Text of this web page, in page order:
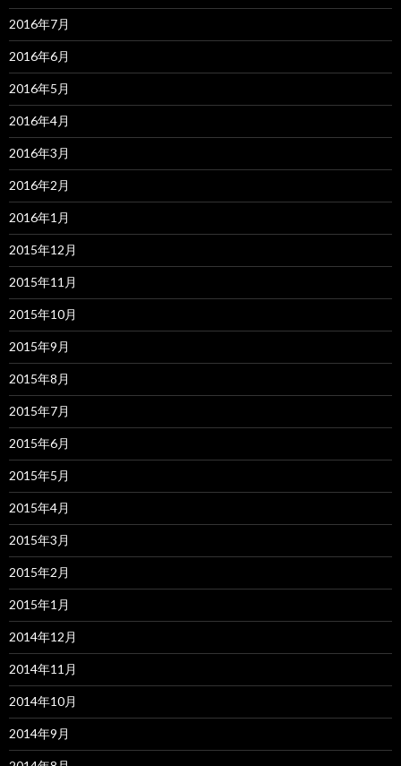
2016年7月
2016年6月
2016年5月
2016年4月
2016年3月
2016年2月
2016年1月
2015年12月
2015年11月
2015年10月
2015年9月
2015年8月
2015年7月
2015年6月
2015年5月
2015年4月
2015年3月
2015年2月
2015年1月
2014年12月
2014年11月
2014年10月
2014年9月